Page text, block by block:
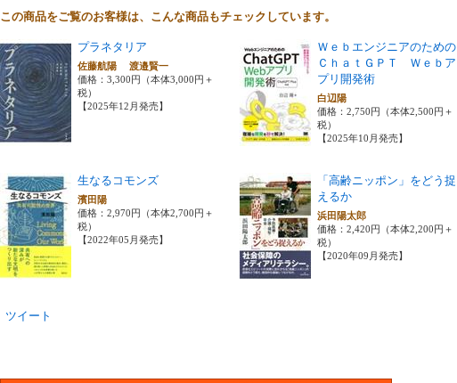
この商品をご覧のお客様は、こんな商品もチェックしています。
プラネタリア
佐藤航陽 渡邉賢一
価格：3,300円（本体3,000円＋
税）
【2025年12月発売】
Ｗｅｂエンジニアのための
ＣｈａｔＧＰＴ Ｗｅｂア
プリ開発術
白辺陽
価格：2,750円（本体2,500円＋
税）
【2025年10月発売】
生なるコモンズ
濱田陽
価格：2,970円（本体2,700円＋
税）
【2022年05月発売】
「高齢ニッポン」をどう捉
えるか
浜田陽太郎
価格：2,420円（本体2,200円＋
税）
【2020年09月発売】
ツイート